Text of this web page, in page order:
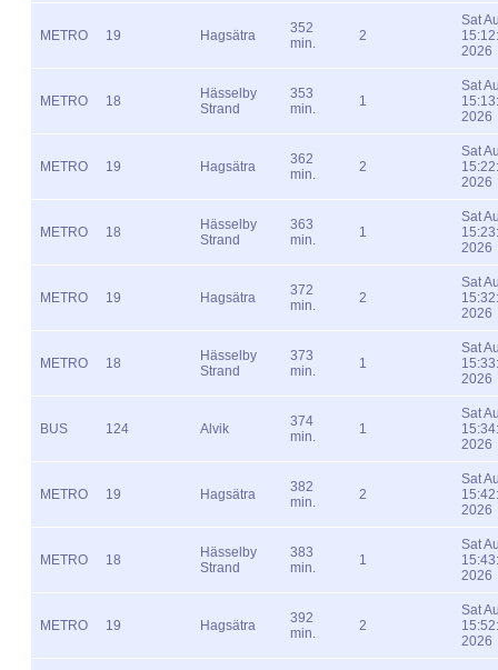
METRO 19 Hagsätra
352
min.
2
Sat
2026
METRO 18
Hässelby
Strand
353
min.
1
Sat
2026
METRO 19 Hagsätra
362
min.
2
Sat
2026
METRO 18
Hässelby
Strand
363
min.
1
Sat
2026
METRO 19 Hagsätra
372
min.
2
Sat
2026
METRO 18
Hässelby
Strand
373
min.
1
Sat
2026
BUS 124 Alvik
374
min.
1
Sat
2026
METRO 19 Hagsätra
382
min.
2
Sat
2026
METRO 18
Hässelby
Strand
383
min.
1
Sat
2026
METRO 19 Hagsätra
392
min.
2
Sat
2026